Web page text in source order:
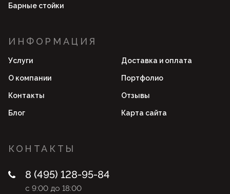
Барные стойки
ИНФОРМАЦИЯ
Услуги Доставка и оплата
О компании Портфолио
Контакты Отзывы
Блог Карта сайта
КОНТАКТЫ
8 (495) 128-95-84
с 9:00 до 18:00